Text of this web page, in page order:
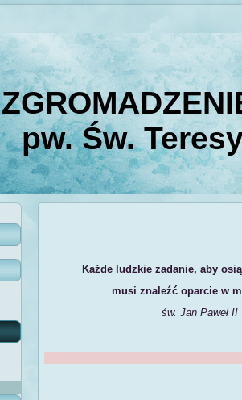
pw. Św.
Każde ludzkie zadanie, aby
musi znaleźć oparcie w
św. Jan Paweł II